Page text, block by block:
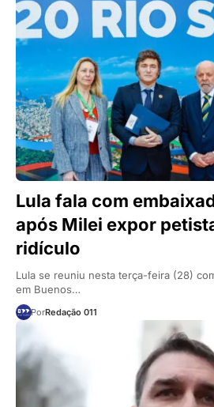
Lula fala com
após Milei expor
ridículo
Lula se reuniu nesta terça-feira (28)
em Buenos…
PorRedação 011